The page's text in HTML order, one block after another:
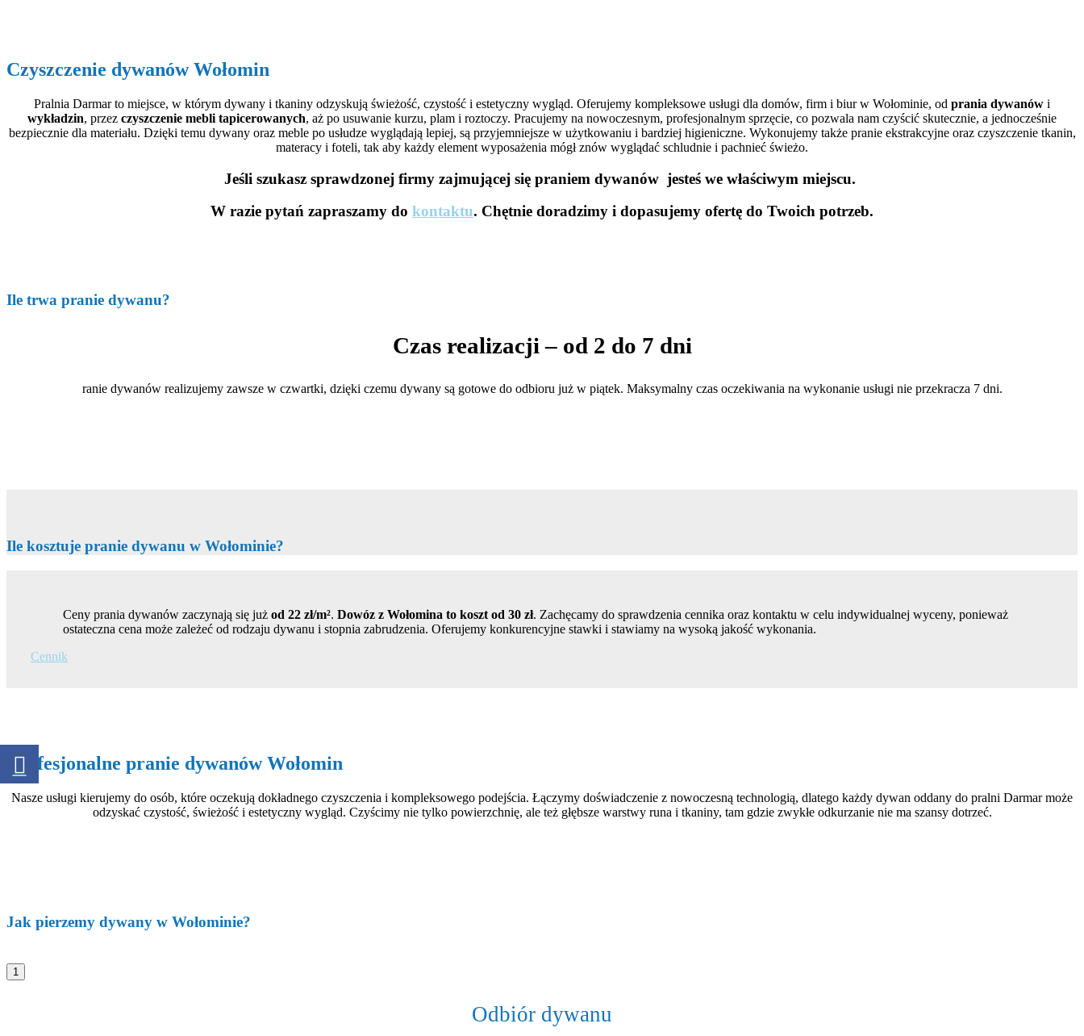
Czyszczenie dywanów Wołomin
Pralnia Darmar to miejsce, w którym dywany i tkaniny odzyskują świeżość, czystość i estetyczny wygląd. Oferujemy kompleksowe usługi dla domów, firm i biur w Wołominie, od prania dywanów i
wykładzin, przez czyszczenie mebli tapicerowanych, aż po usuwanie kurzu, plam i roztoczy. Pracujemy na nowoczesnym, profesjonalnym sprzęcie, co pozwala nam czyścić skutecznie, a jednocześnie
bezpiecznie dla materiału. Dzięki temu dywany oraz meble po usłudze wyglądają lepiej, są przyjemniejsze w użytkowaniu i bardziej higieniczne. Wykonujemy także pranie ekstrakcyjne oraz czyszczenie tkanin,
materacy i foteli, tak aby każdy element wyposażenia mógł znów wyglądać schludnie i pachnieć świeżo.
Jeśli szukasz sprawdzonej firmy zajmującej się praniem dywanów jesteś we właściwym miejscu.
W razie pytań zapraszamy do kontaktu. Chętnie doradzimy i dopasujemy ofertę do Twoich potrzeb.
Ile trwa pranie dywanu?
Czas realizacji – od 2 do 7 dni
ranie dywanów realizujemy zawsze w czwartki, dzięki czemu dywany są gotowe do odbioru już w piątek. Maksymalny czas oczekiwania na wykonanie usługi nie przekracza 7 dni.
Ile kosztuje pranie dywanu w Wołominie?
Ceny prania dywanów zaczynają się już od 22 zł/m². Dowóz z Wołomina to koszt od 30 zł. Zachęcamy do sprawdzenia cennika oraz kontaktu w celu indywidualnej wyceny, ponieważ
ostateczna cena może zależeć od rodzaju dywanu i stopnia zabrudzenia. Oferujemy konkurencyjne stawki i stawiamy na wysoką jakość wykonania.
Cennik
Profesjonalne pranie dywanów Wołomin
Nasze usługi kierujemy do osób, które oczekują dokładnego czyszczenia i kompleksowego podejścia. Łączymy doświadczenie z nowoczesną technologią, dlatego każdy dywan oddany do pralni Darmar może
odzyskać czystość, świeżość i estetyczny wygląd. Czyścimy nie tylko powierzchnię, ale też głębsze warstwy runa i tkaniny, tam gdzie zwykłe odkurzanie nie ma szansy dotrzeć.
Jak pierzemy dywany w Wołominie?
1
Odbiór dywanu